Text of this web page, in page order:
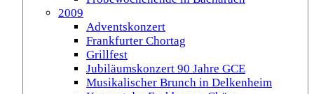
2009
Adventskonzert
Frankfurter Chortag
Grillfest
Jubiläumskonzert 90 Jahre GCE
Musikalischer Brunch in Delkenheim